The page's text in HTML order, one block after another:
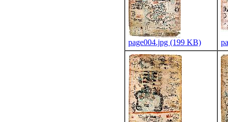
page004.jpg (199 KB)